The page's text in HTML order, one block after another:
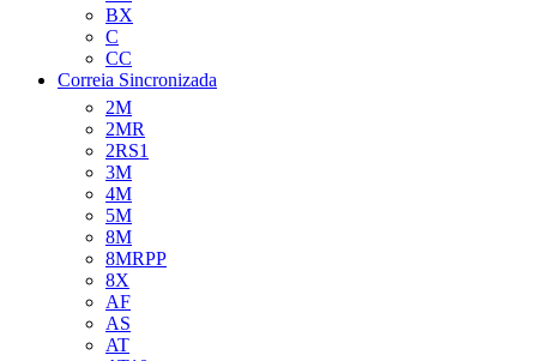
BX
C
CC
Correia Sincronizada
2M
2MR
2RS1
3M
4M
5M
8M
8MRPP
8X
AF
AS
AT